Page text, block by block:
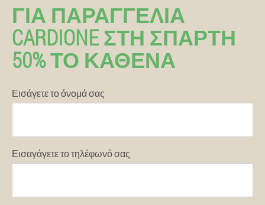
ΓΙΑ ΠΑΡΑΓΓΕΛΊΑ
CARDIONE ΣΤΗ ΣΠΆΡΤΗ
50% ΤΟ ΚΑΘΈΝΑ
Εισάγετε το όνομά σας
Εισαγάγετε το τηλέφωνό σας